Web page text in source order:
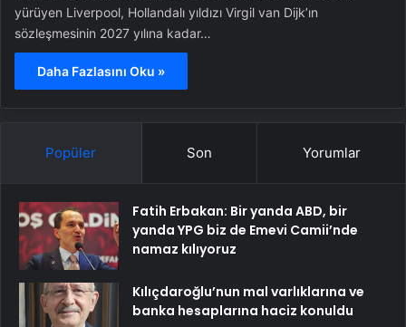
yürüyen Liverpool, Hollandalı yıldızı Virgil van Dijk’ın
sözleşmesinin 2027 yılına kadar…
Daha Fazlasını Oku »
Popüler Son Yorumlar
Fatih Erbakan: Bir yanda ABD, bir
yanda YPG biz de Emevi Camii’nde
namaz kılıyoruz
Kılıçdaroğlu’nun mal varlıklarına ve
banka hesaplarına haciz konuldu